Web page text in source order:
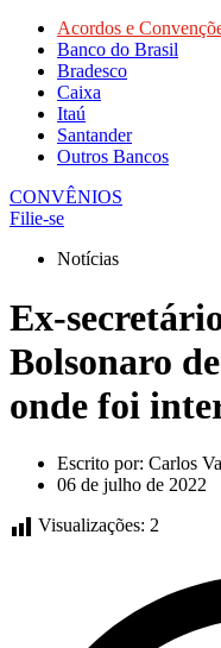
Acordos e
Banco do Brasil
Bradesco
Caixa
Itaú
Santander
Outros Bancos
CONVÊNIOS
Filie-se
Notícias
Ex-
Bolsonaro
onde foi
Escrito por: Carlos
06 de julho de 2022
Visualizações: 2